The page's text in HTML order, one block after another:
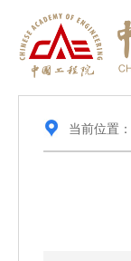
当前位置：